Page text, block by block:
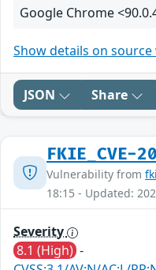
Google Chrome
Show details on
JSON Share
FKIE_CVE-
Vulnerability from
18:15 - Updated:
Severity
8.1 (High) -